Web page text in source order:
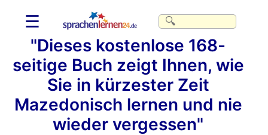
☰
"Dieses kostenlose 168-
seitige Buch zeigt Ihnen, wie
Sie in kürzester Zeit
Mazedonisch lernen und nie
wieder vergessen"